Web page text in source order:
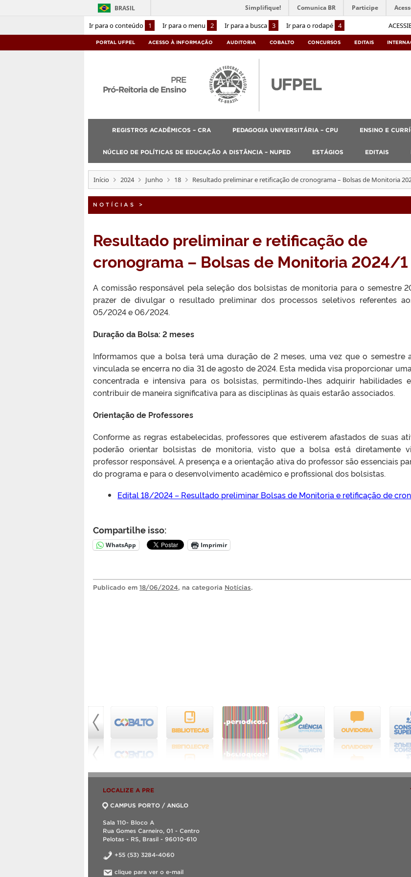
Ir para o conteúdo 1 Ir para o menu 2 Ir para a busca 3 Ir para o rodapé 4
BRASIL Simplifique! Comunica BR Participe
PORTAL UFPEL ACESSO À INFORMAÇÃO AUDITORIA COBALTO CONCURSOS EDITAIS
PRE
Pró-Reitoria de Ensino
REGISTROS ACADÊMICOS – CRA PEDAGOGIA UNIVERSITÁRIA – CPU ENSINO E
NÚCLEO DE POLÍTICAS DE EDUCAÇÃO A DISTÂNCIA – NUPED ESTÁGIOS EDITAIS
Início 2024 Junho 18 Resultado preliminar e retificação de cronograma – Bolsas de Monitoria
NOTÍCIAS >
Resultado preliminar e retificação de
cronograma – Bolsas de Monitoria 2024/1
A comissão responsável pela seleção dos bolsistas de monitoria para o semestre
prazer de divulgar o resultado preliminar dos processos seletivos referentes
05/2024 e 06/2024.
Duração da Bolsa: 2 meses
Informamos que a bolsa terá uma duração de 2 meses, uma vez que o semestre
vinculada se encerra no dia 31 de agosto de 2024. Esta medida visa proporcionar
concentrada e intensiva para os bolsistas, permitindo-lhes adquirir habilidades
contribuir de maneira significativa para as disciplinas às quais estarão associados.
Orientação de Professores
Conforme as regras estabelecidas, professores que estiverem afastados de suas
poderão orientar bolsistas de monitoria, visto que a bolsa está diretamente
professor responsável. A presença e a orientação ativa do professor são essenciais
do programa e para o desenvolvimento acadêmico e profissional dos bolsistas.
Edital 18/2024 – Resultado preliminar Bolsas de Monitoria e retificação de
Compartilhe isso:
WhatsApp Imprimir
Publicado em 18/06/2024, na categoria Notícias.
LOCALIZE A PRE
CAMPUS PORTO / ANGLO
Sala 110- Bloco A
Rua Gomes Carneiro, 01 - Centro
Pelotas - RS, Brasil - 96010-610
+55 (53) 3284-4060
clique para ver o e-mail